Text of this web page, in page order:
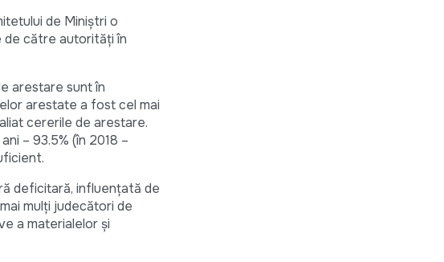
de Miniștri o
de către autorități în
arestare sunt în
arestate a fost cel mai
cererile de arestare.
– 93.5% (în 2018 –
deficitară, influențată de
mulți judecători de
a materialelor și